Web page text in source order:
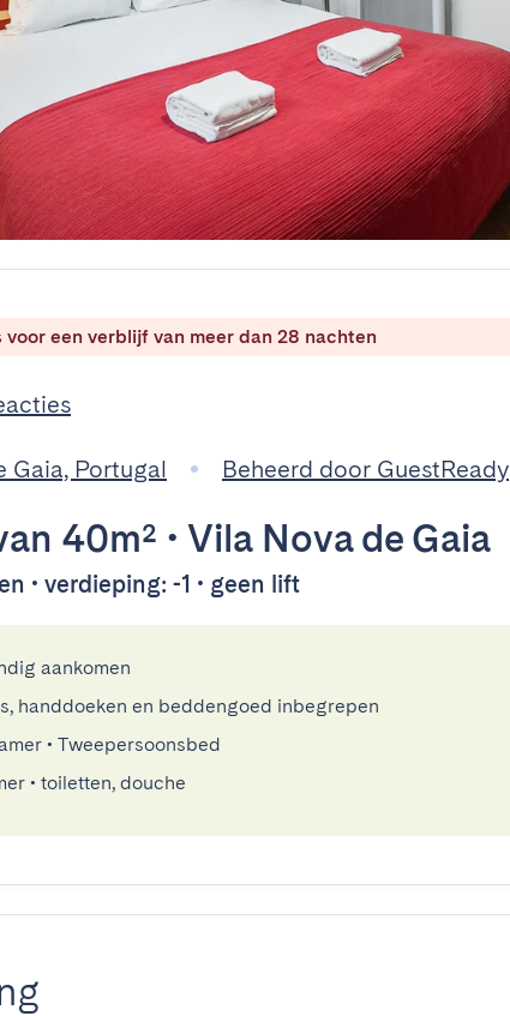
voor een verblijf van meer dan 28 nachten
Gaia, Portugal Beheerd door GuestReady
40m² • Vila Nova de Gaia
• verdieping: -1 • geen lift
aankomen
handdoeken en beddengoed inbegrepen
• Tweepersoonsbed
• toiletten, douche